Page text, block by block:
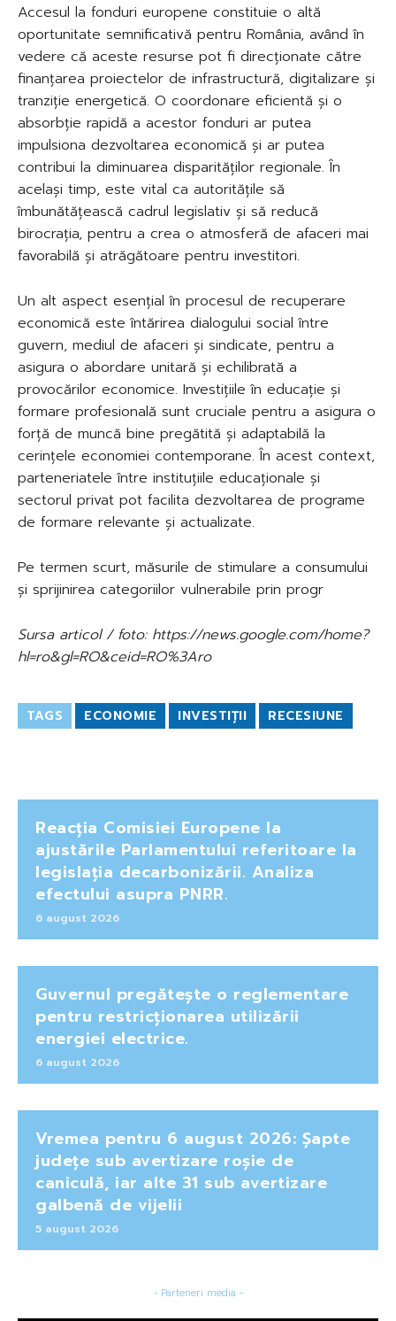
Accesul la fonduri europene constituie o altă
oportunitate semnificativă pentru România, având în
vedere că aceste resurse pot fi direcționate către
finanțarea proiectelor de infrastructură, digitalizare și
tranziție energetică. O coordonare eficientă și o
absorbție rapidă a acestor fonduri ar putea
impulsiona dezvoltarea economică și ar putea
contribui la diminuarea disparităților regionale. În
același timp, este vital ca autoritățile să
îmbunătățească cadrul legislativ și să reducă
birocrația, pentru a crea o atmosferă de afaceri mai
favorabilă și atrăgătoare pentru investitori.
Un alt aspect esențial în procesul de recuperare
economică este întărirea dialogului social între
guvern, mediul de afaceri și sindicate, pentru a
asigura o abordare unitară și echilibrată a
provocărilor economice. Investițiile în educație și
formare profesională sunt cruciale pentru a asigura o
forță de muncă bine pregătită și adaptabilă la
cerințele economiei contemporane. În acest context,
parteneriatele între instituțiile educaționale și
sectorul privat pot facilita dezvoltarea de programe
de formare relevante și actualizate.
Pe termen scurt, măsurile de stimulare a consumului
și sprijinirea categoriilor vulnerabile prin progr
Sursa articol / foto: https://news.google.com/home?
hl=ro&gl=RO&ceid=RO%3Aro
TAGS ECONOMIE INVESTIȚII RECESIUNE
Reacția Comisiei Europene la
ajustările Parlamentului referitoare la
legislația decarbonizării. Analiza
efectului asupra PNRR.
6 august 2026
Guvernul pregătește o reglementare
pentru restricționarea utilizării
energiei electrice.
6 august 2026
Vremea pentru 6 august 2026: Șapte
județe sub avertizare roșie de
caniculă, iar alte 31 sub avertizare
galbenă de vijelii
5 august 2026
- Parteneri media -